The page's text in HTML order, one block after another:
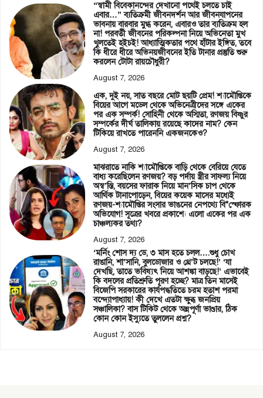
“স্বামী বিবেকানন্দের দেখানো পথেই চলতে চাই
এবার…” ব্যতিক্রমী জীবনদর্শন আর জীবনযাপনের
ভাবনায় বারবার মুগ্ধ করেন, এবারও তার ব্যতিক্রম হল
না! পরবর্তী জীবনের পরিকল্পনা নিয়ে অভিনেতা মুখ
খুলতেই হইচই! আধ্যাত্মিকতার পথে হাঁটার ইঙ্গিত, তবে
কি ধীরে ধীরে অভিনয়জীবনের ইতি টানার প্রস্তুতি শুরু
করলেন টোটা রায়চৌধুরী?
August 7, 2026
এক, দুই নয়, সাত বছরে মোট ছয়টি প্রেম! শ্যামৌপ্তিকে
বিয়ের আগে মডেল থেকে অভিনেত্রীদের সঙ্গে একের
পর এক সম্পর্ক! সোহিনী থেকে অস্মিতা, রণজয় বিষ্ণুর
সম্পর্কের দীর্ঘ তালিকায় রয়েছে কাদের নাম? কেন
টিকিয়ে রাখতে পারেননি একজনকেও?
August 7, 2026
মাঝরাতে নাকি শ্যামৌপ্তিকে বাড়ি থেকে বেরিয়ে যেতে
বাধ্য করেছিলেন রণজয়? বড় পর্দায় স্ত্রীর সাফল্য নিয়ে
অস্ব’স্তি, বয়সের ফারাক নিয়ে মান’সিক চাপ থেকে
আর্থিক টানাপোড়েন, বিয়ের কয়েক মাসের মধ্যেই
রণজয়-শ্যামৌপ্তির সংসার ভাঙনের নেপথ্যে বি*স্ফোরক
অভিযোগ! সূত্রের খবরে প্রকাশ্যে এলো একের পর এক
চাঞ্চল্যকর তথ্য?
August 7, 2026
‘মর্নিং শোস দ্য ডে, ৩ মাস হতে চলল….শুধু চোখ
রাঙানি, শা’সানি, বুলডোজার ও থ্রে’ট চলছে!’ ‘যা
দেখছি, তাতে ভবিষ্যৎ নিয়ে আশঙ্কা বাড়ছে!’ এভাবেই
কি বদলের প্রতিশ্রুতি পূরণ হচ্ছে? মাত্র তিন মাসেই
বিজেপি সরকারের কার্যপদ্ধতিতে চরম হতাশ পরমা
বন্দ্যোপাধ্যায়! কী দেখে এতটা ক্ষুব্ধ জনপ্রিয়
সঞ্চালিকা? বাস টিকিট থেকে অন্নপূর্ণা ভাণ্ডার, ঠিক
কোন কোন ইস্যুতে তুললেন প্রশ্ন?
August 7, 2026